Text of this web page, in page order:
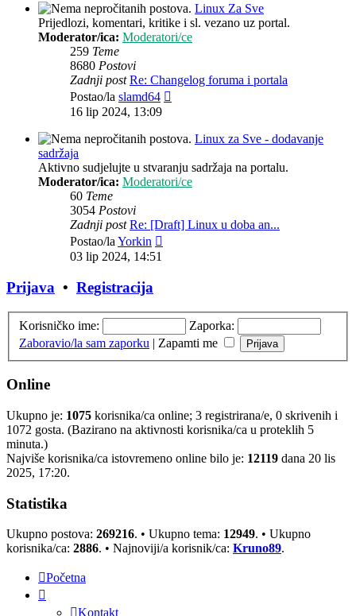
Linux Za Sve
Prijedlozi, komentari, kritike i sl. vezano uz portal.
Moderator/ica: Moderatori/ce
259 Teme
8680 Postovi
Zadnji post Re: Changelog foruma i portala
Postao/la slamd64
16 lip 2024, 13:09
Linux za Sve - dodavanje
sadržaja
Aktivno sudjelujte u stvaranju sadržaja na portalu.
Moderator/ica: Moderatori/ce
60 Teme
3054 Postovi
Zadnji post Re: [Draft] Linux u doba an...
Postao/laYorkin
03 lip 2024, 14:51
Prijava • Registracija
Korisničko ime:
Zaporka:
Zaboravio/la sam zaporku | Zapamti me
Online
Ukupno je: 1075 korisnika/ca online; 3 registrirana/e, 0 skrivenih i
1072 gosta. (Bazirano na aktivnosti korisnika/ca u proteklih 5
minuta.)
Najviše korisnika/ca istovremeno online bilo je: 12119 dana 20 lis
2025, 17:20.
Statistika
Ukupno postova: 269216. • Ukupno tema: 12949. • Ukupno
korisnika/ca: 2886. • Najnoviji/a korisnik/ca: Kruno89.
Početna
Kontakt